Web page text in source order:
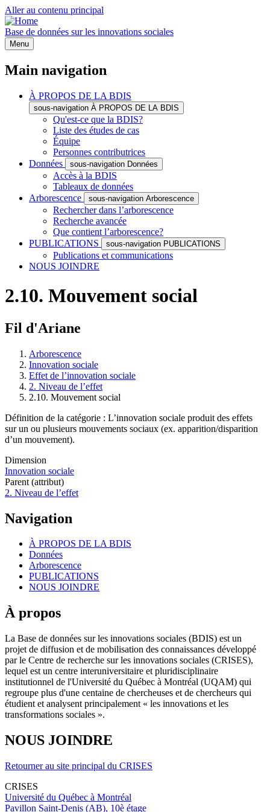
Aller au contenu principal
Base de données sur les innovations sociales
Menu
Main navigation
À PROPOS DE LA BDIS
sous-navigation À PROPOS DE LA BDIS
Qu'est-ce que la BDIS?
Liste des études de cas
Équipe
Personnes contributrices
Données
sous-navigation Données
Accès à la BDIS
Tableaux de données
Arborescence
sous-navigation Arborescence
Rechercher dans l’arborescence
Recherche avancée
Que contient l’arborescence?
PUBLICATIONS
sous-navigation PUBLICATIONS
Publications et communications
NOUS JOINDRE
2.10. Mouvement social
Fil d'Ariane
Arborescence
Innovation sociale
Effet de l’innovation sociale
2. Niveau de l’effet
2.10. Mouvement social
Définition de la catégorie : L’innovation sociale produit des effets
sur un ou plusieurs mouvements sociaux (ex. apparition/disparition
d’un mouvement).
Dimension
Innovation sociale
Parent (attribut)
2. Niveau de l’effet
Navigation
À PROPOS DE LA BDIS
Données
Arborescence
PUBLICATIONS
NOUS JOINDRE
À propos
La Base de données sur les innovations sociales (BDIS) est un
projet de diffusion et de mobilisation des connaissances développé
par le Centre de recherche sur les innovations sociales (CRISES),
lequel est un centre interuniversitaire et pluridisciplinaire
institutionnel de l'Université du Québec à Montréal (UQAM) qui
regroupe plus d'une centaine de chercheuses et de chercheurs qui
étudient et analysent principalement « les innovations et les
transformations sociales ».
NOUS JOINDRE
Retourner au site principal du CRISES
CRISES
Université du Québec à Montréal
Pavillon Saint-Denis (AB), 10è étage